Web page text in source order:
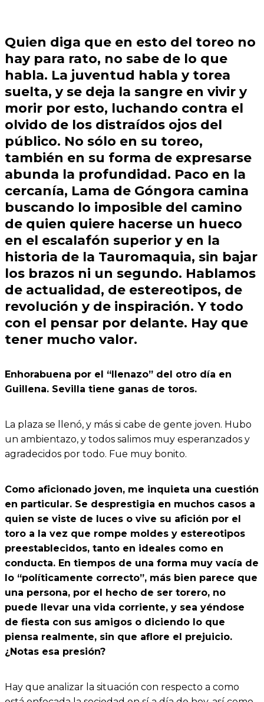
Quien diga que en esto del toreo no
hay para rato, no sabe de lo que
habla. La juventud habla y torea
suelta, y se deja la sangre en vivir y
morir por esto, luchando contra el
olvido de los distraídos ojos del
público. No sólo en su toreo,
también en su forma de expresarse
abunda la profundidad. Paco en la
cercanía, Lama de Góngora camina
buscando lo imposible del camino
de quien quiere hacerse un hueco
en el escalafón superior y en la
historia de la Tauromaquia, sin bajar
los brazos ni un segundo. Hablamos
de actualidad, de estereotipos, de
revolución y de inspiración. Y todo
con el pensar por delante. Hay que
tener mucho valor.
Enhorabuena por el “llenazo” del otro día en
Guillena. Sevilla tiene ganas de toros.
La plaza se llenó, y más si cabe de gente joven. Hubo
un ambientazo, y todos salimos muy esperanzados y
agradecidos por todo. Fue muy bonito.
Como aficionado joven, me inquieta una cuestión
en particular. Se desprestigia en muchos casos a
quien se viste de luces o vive su afición por el
toro a la vez que rompe moldes y estereotipos
preestablecidos, tanto en ideales como en
conducta. En tiempos de una forma muy vacía de
lo “políticamente correcto”, más bien parece que
una persona, por el hecho de ser torero, no
puede llevar una vida corriente, y sea yéndose
de fiesta con sus amigos o diciendo lo que
piensa realmente, sin que aflore el prejuicio.
¿Notas esa presión?
Hay que analizar la situación con respecto a como